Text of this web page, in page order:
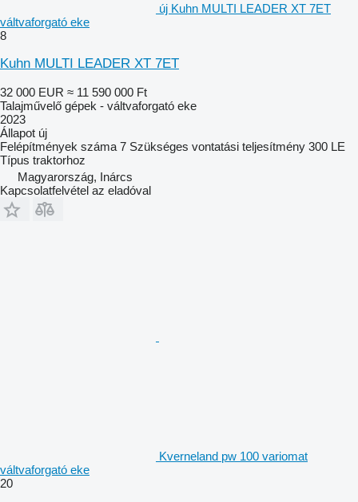
új Kuhn MULTI LEADER XT 7ET
váltvaforgató eke
8
Kuhn MULTI LEADER XT 7ET
32 000 EUR ≈ 11 590 000 Ft
Talajművelő gépek - váltvaforgató eke
2023
Állapot új
Felépítmények száma 7 Szükséges vontatási teljesítmény 300 LE
Típus traktorhoz
Magyarország, Inárcs
Kapcsolatfelvétel az eladóval
Kverneland pw 100 variomat
váltvaforgató eke
20